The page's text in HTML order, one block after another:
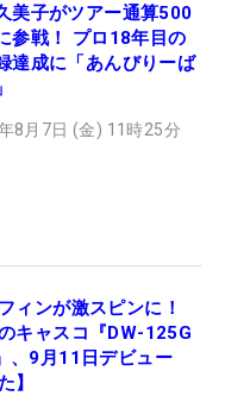
美子がツアー通算500
参戦！ プロ18年目の
達成に「あんびりーば
8月7日 (金) 11時25分
ィンが激スピンに！
キャスコ『DW-125G
、9月11日デビュー
】